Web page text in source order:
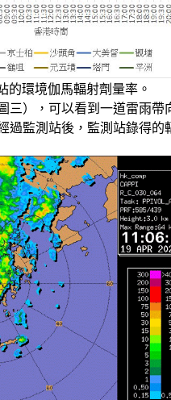
環境伽馬輻射劑量率。
三），可以看到一道雷雨帶
過監測站後，監測站錄得的